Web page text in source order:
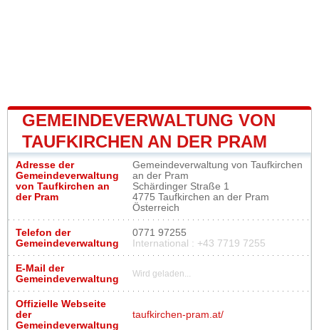
GEMEINDEVERWALTUNG VON
TAUFKIRCHEN AN DER PRAM
Adresse der
Gemeindeverwaltung
von Taufkirchen an
der Pram
Gemeindeverwaltung von Taufkirchen
an der Pram
Schärdinger Straße 1
4775 Taufkirchen an der Pram
Österreich
Telefon der
Gemeindeverwaltung
0771 97255
International : +43 7719 7255
E-Mail der
Gemeindeverwaltung
Wird geladen...
Offizielle Webseite
der
Gemeindeverwaltung
taufkirchen-pram.at/